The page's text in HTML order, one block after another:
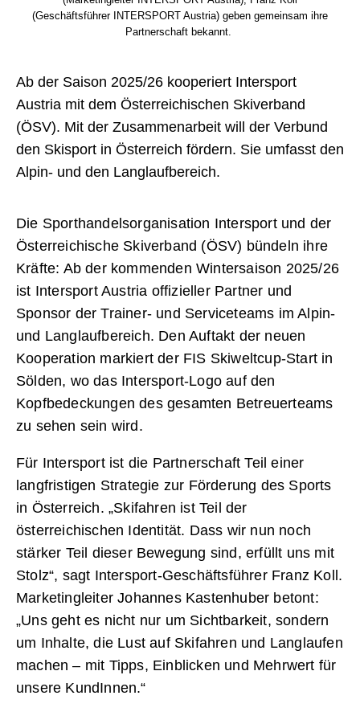
(Geschäftsführer INTERSPORT Austria) geben gemeinsam ihre
Partnerschaft bekannt.
Ab der Saison 2025/26 kooperiert Intersport
Austria mit dem Österreichischen Skiverband
(ÖSV). Mit der Zusammenarbeit will der Verbund
den Skisport in Österreich fördern. Sie umfasst den
Alpin- und den Langlaufbereich.
Die Sporthandelsorganisation Intersport und der
Österreichische Skiverband (ÖSV) bündeln ihre
Kräfte: Ab der kommenden Wintersaison 2025/26
ist Intersport Austria offizieller Partner und
Sponsor der Trainer- und Serviceteams im Alpin-
und Langlaufbereich. Den Auftakt der neuen
Kooperation markiert der FIS Skiweltcup-Start in
Sölden, wo das Intersport-Logo auf den
Kopfbedeckungen des gesamten Betreuerteams
zu sehen sein wird.
Für Intersport ist die Partnerschaft Teil einer
langfristigen Strategie zur Förderung des Sports
in Österreich. „Skifahren ist Teil der
österreichischen Identität. Dass wir nun noch
stärker Teil dieser Bewegung sind, erfüllt uns mit
Stolz“, sagt Intersport-Geschäftsführer Franz Koll.
Marketingleiter Johannes Kastenhuber betont:
„Uns geht es nicht nur um Sichtbarkeit, sondern
um Inhalte, die Lust auf Skifahren und Langlaufen
machen – mit Tipps, Einblicken und Mehrwert für
unsere KundInnen.“